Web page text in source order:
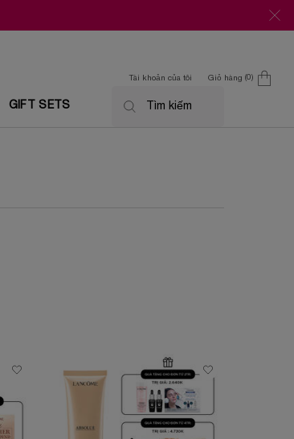
Tài khoản của tôi
Giỏ hàng 0
0 Sản phẩm trong giỏ
GIFT SETS Tìm kiếm